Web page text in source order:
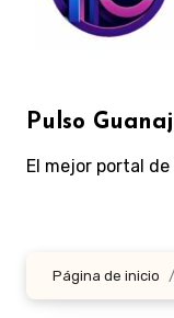
Pulso
El mejor portal
Página de inicio